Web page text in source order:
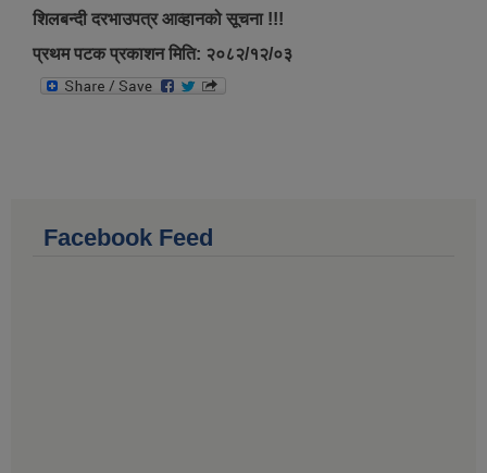
शिलबन्दी दरभाउपत्र आव्हानको सूचना !!!
प्रथम पटक प्रकाशन मिति: २०८२/१२/०३
Facebook Feed